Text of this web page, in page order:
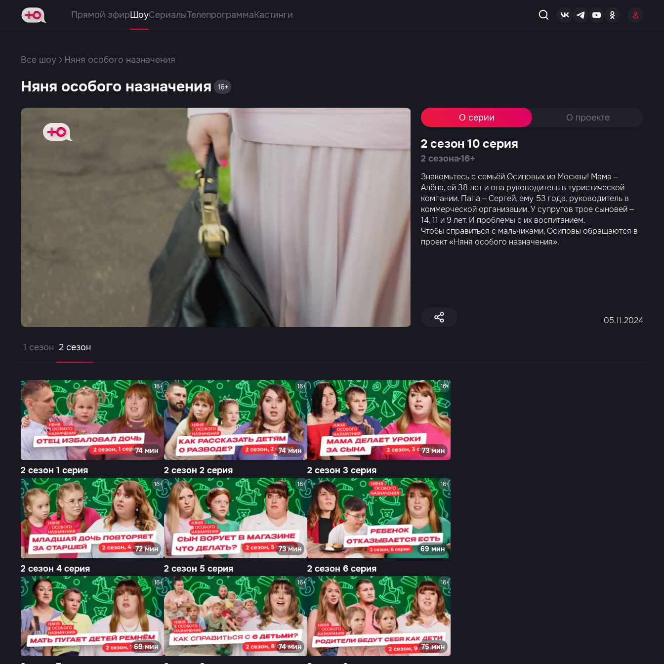
Прямой эфирШоуСериалыТелепрограммаКастинги
Все шоу Няня особого назначения
Няня особого назначения 16+
О серии О проекте
2 сезон 10 серия
2 сезона16+
Знакомьтесь с семьёй Осиповых из Москвы! Мама –
Алёна, ей 38 лет и она руководитель в туристической
компании. Папа – Сергей, ему 53 года, руководитель в
коммерческой организации. У супругов трое сыновей –
14, 11 и 9 лет. И проблемы с их воспитанием.
Чтобы справиться с мальчиками, Осиповы обращаются в
проект «Няня особого назначения».
05.11.2024
1 сезон 2 сезон
16+
74 мин
2 сезон 1 серия
16+
74 мин
2 сезон 2 серия
16+
73 мин
2 сезон 3 серия
16+
72 мин
2 сезон 4 серия
16+
73 мин
2 сезон 5 серия
16+
69 мин
2 сезон 6 серия
16+
69 мин
16+
74 мин
16+
75 мин